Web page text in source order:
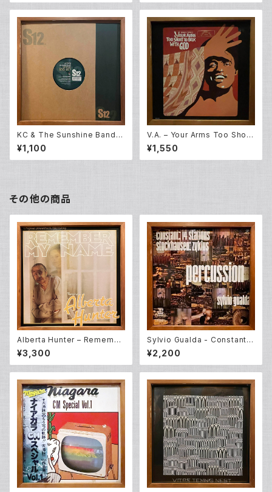
KC & The Sunshine Band –
Get Down Tonight / That's
The Way I Like It (12EP)
¥1,100
V.A. – Your Arms Too Short
To Box With God [Original
Broadway Cast] (LP)
¥1,550
その他の商品
Alberta Hunter – Remembe
r My Name [O.S.T] (LP)
¥3,300
Sylvio Gualda - Constant /
Stockhausen – Percussion:
14 Stations / Zyklus (LP)
¥2,200